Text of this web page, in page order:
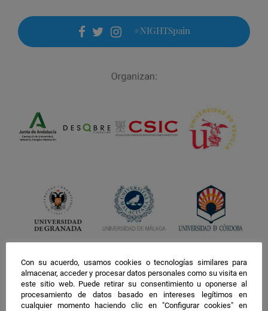
facebook
twitter
instagram
#NIGHTSpain
Con su acuerdo, usamos cookies o tecnologías similares para
almacenar, acceder y procesar datos personales como su visita en
este sitio web. Puede retirar su consentimiento u oponerse al
procesamiento de datos basado en intereses legítimos en
cualquier momento haciendo clic en "Configurar cookies" en